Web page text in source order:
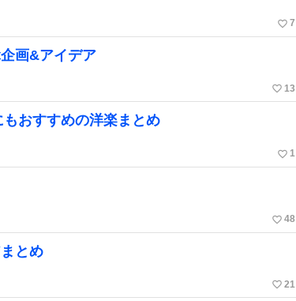
favorite_border 7
画&アイデア
favorite_border 13
もおすすめの洋楽まとめ
favorite_border 1
favorite_border 48
とめ
favorite_border 21